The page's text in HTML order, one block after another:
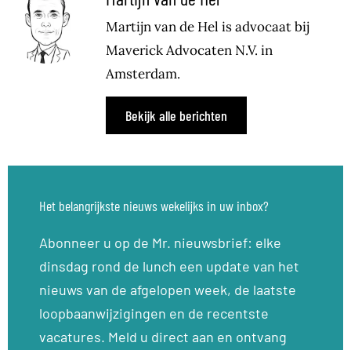
Martijn van de Hel is advocaat bij
Maverick Advocaten N.V. in
Amsterdam.
Bekijk alle berichten
Het belangrijkste nieuws wekelijks in uw inbox?
Abonneer u op de Mr. nieuwsbrief: elke
dinsdag rond de lunch een update van het
nieuws van de afgelopen week, de laatste
loopbaanwijzigingen en de recentste
vacatures. Meld u direct aan en ontvang